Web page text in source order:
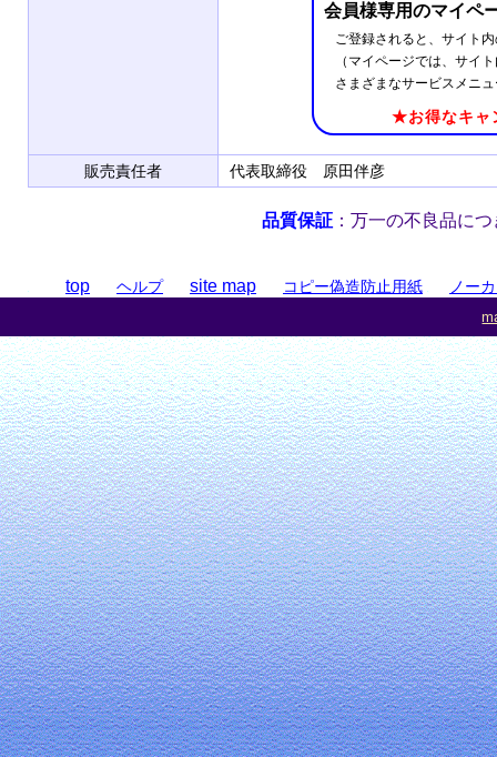
会員様専用のマイペ
ご登録されると、サイト
（マイページでは、サイ
さまざまなサービスメニ
★お得なキャ
販売責任者 代表取締役 原田伴彦
品質保証 ：万一の不良品に
top ヘルプ site map コピー偽造防止用紙 ノー